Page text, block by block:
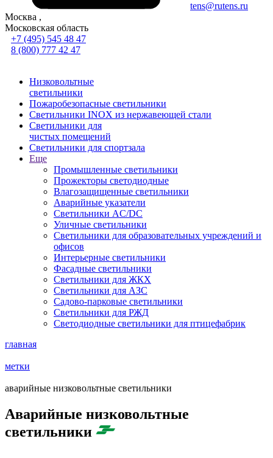
tens@rutens.ru
Москва ,
Московская область
+7 (495) 545 48 47
8 (800) 777 42 47
Низковольтные
светильники
Пожаробезопасные светильники
Светильники INOX из нержавеющей стали
Светильники для
чистых помещений
Светильники для спортзала
Еще
Промышленные светильники
Прожекторы светодиодные
Влагозащищенные светильники
Аварийные указатели
Светильники AC/DC
Уличные светильники
Светильники для образовательных учреждений и
офисов
Интерьерные светильники
Фасадные светильники
Светильники для ЖКХ
Светильники для АЗС
Садово-парковые светильники
Светильники для РЖД
Светодиодные светильники для птицефабрик
главная
метки
аварийные низковольтные светильники
Аварийные низковольтные
светильники